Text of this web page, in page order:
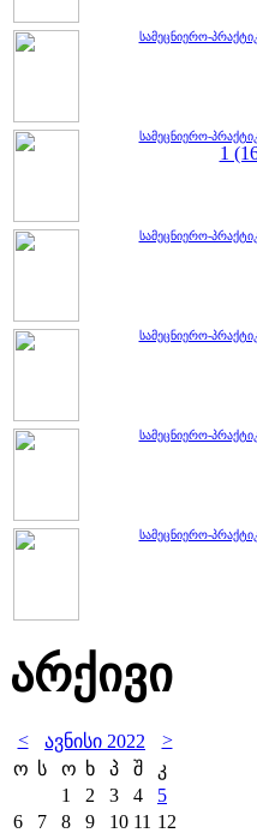
სამეცნიერო-
სამეცნიერო-
1
სამეცნიერო-
სამეცნიერო-
სამეცნიერო-
სამეცნიერო-
არქივი
< ავნისი 2022
>
ო ს ო ხ პ შ
კ
1
2 3 4
5
6
7 8 9 10 11 12